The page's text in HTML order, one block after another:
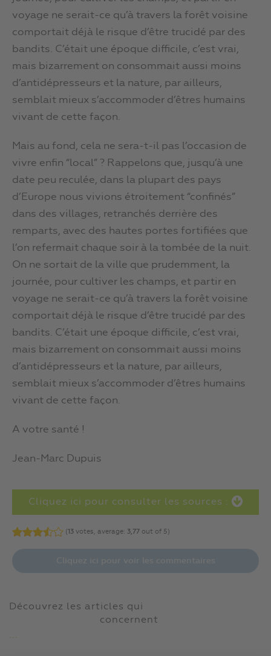
voyage ne serait-ce qu’à travers la forêt voisine
comportait déjà le risque d’être trucidé par des
bandits. C’était une époque difficile, c’est vrai,
mais bizarrement on consommait aussi moins
d’antidépresseurs et la nature, par ailleurs,
semblait mieux s’accommoder d’êtres humains
vivant de cette façon.
Mais au fond, cela ne sera-t-il pas l’occasion de
vivre enfin “local” ? Rappelons que, jusqu’à une
date peu reculée, dans la plupart des pays
d’Europe nous vivions étroitement “confinés”
dans des villages, retranchés derrière des
remparts, avec des hautes portes fortifiées que
l’on refermait chaque soir à la tombée de la nuit.
On ne sortait de la ville que prudemment, la
journée, pour cultiver les champs, et partir en
voyage ne serait-ce qu’à travers la forêt voisine
comportait déjà le risque d’être trucidé par des
bandits. C’était une époque difficile, c’est vrai,
mais bizarrement on consommait aussi moins
d’antidépresseurs et la nature, par ailleurs,
semblait mieux s’accommoder d’êtres humains
vivant de cette façon.
A votre santé !
Jean-Marc Dupuis
Cliquez ici pour consulter les sources :
(13 votes, average: 3,77 out of 5)
Découvrez les articles qui
concernent
...